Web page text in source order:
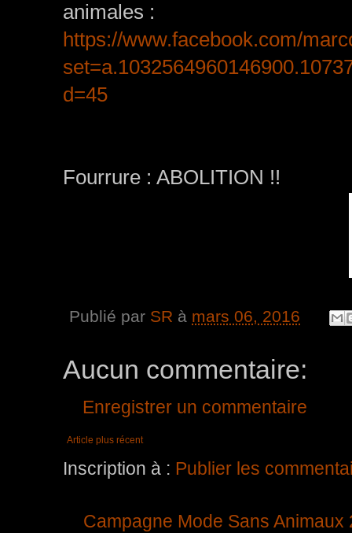
animales :
https://www.facebook.com/
d=45
Fourrure : ABOLITION !!
Publié par SR à mars 06, 2016
Aucun commentaire:
Enregistrer un commentaire
Article plus récent
Inscription à : Publier les
Campagne Mode Sans Animaux